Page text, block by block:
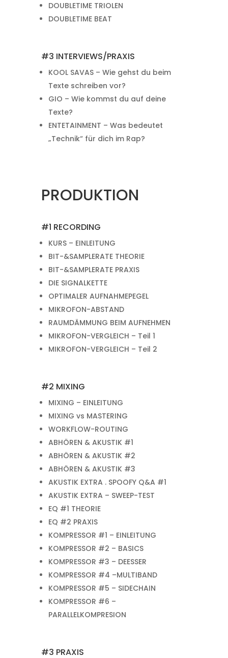
DOUBLETIME TRIOLEN
DOUBLETIME BEAT
#3 INTERVIEWS/PRAXIS
KOOL SAVAS – Wie gehst du beim
Texte schreiben vor?
GIO – Wie kommst du auf deine
Texte?
ENTETAINMENT – Was bedeutet
„Technik“ für dich im Rap?
PRODUKTION
#1 RECORDING
KURS – EINLEITUNG
BIT-&SAMPLERATE THEORIE
BIT-&SAMPLERATE PRAXIS
DIE SIGNALKETTE
OPTIMALER AUFNAHMEPEGEL
MIKROFON-ABSTAND
RAUMDÄMMUNG BEIM AUFNEHMEN
MIKROFON-VERGLEICH – Teil 1
MIKROFON-VERGLEICH – Teil 2
#2 MIXING
MIXING – EINLEITUNG
MIXING vs MASTERING
WORKFLOW-ROUTING
ABHÖREN & AKUSTIK #1
ABHÖREN & AKUSTIK #2
ABHÖREN & AKUSTIK #3
AKUSTIK EXTRA . SPOOFY Q&A #1
AKUSTIK EXTRA – SWEEP-TEST
EQ #1 THEORIE
EQ #2 PRAXIS
KOMPRESSOR #1 – EINLEITUNG
KOMPRESSOR #2 – BASICS
KOMPRESSOR #3 – DEESSER
KOMPRESSOR #4 –MULTIBAND
KOMPRESSOR #5 – SIDECHAIN
KOMPRESSOR #6 –
PARALLELKOMPRESION
#3 PRAXIS